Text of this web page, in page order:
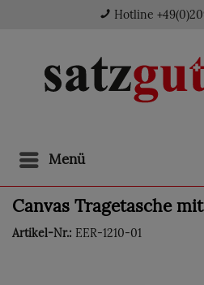
Hotline
Menü
Canvas Tragetasche
Artikel-Nr.: EER-1210-01